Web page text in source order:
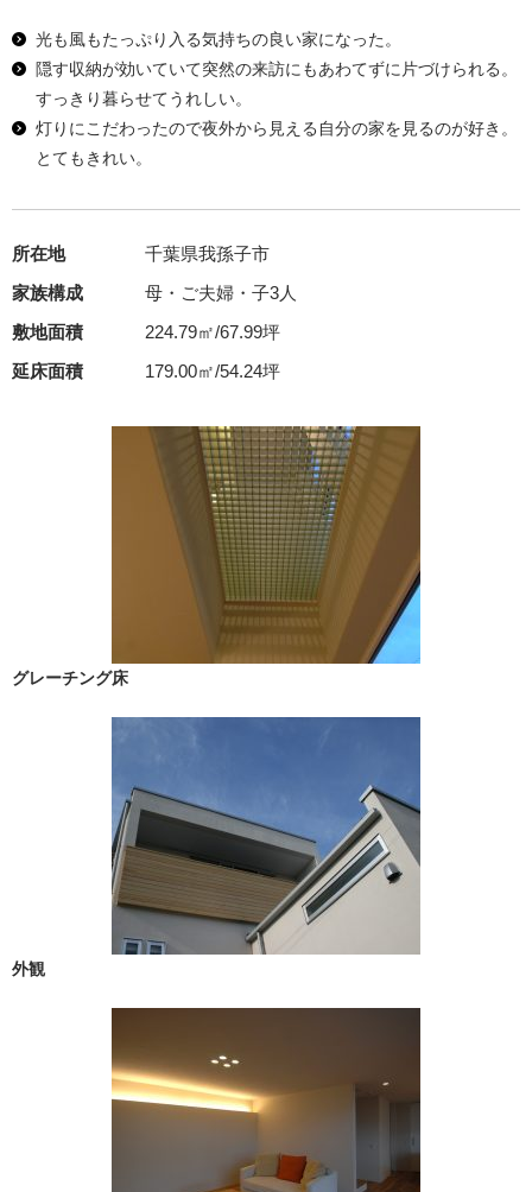
光も風もたっぷり入る気持ちの良い家になった。
隠す収納が効いていて突然の来訪にもあわてずに片づけられる。
すっきり暮らせてうれしい。
灯りにこだわったので夜外から見える自分の家を見るのが好き。
とてもきれい。
所在地
千葉県我孫子市
家族構成
母・ご夫婦・子3人
敷地面積
224.79㎡/67.99坪
延床面積
179.00㎡/54.24坪
グレーチング床
外観